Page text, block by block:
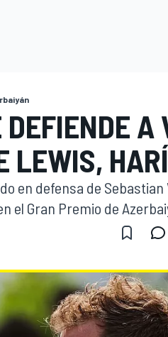
LEWIS,
en defensa de
el Gran Premio de